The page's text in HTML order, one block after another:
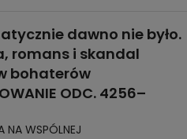
dawno nie było.
romans i skandal
bohaterów
ODC. 4256–
NA WSPÓLNEJ